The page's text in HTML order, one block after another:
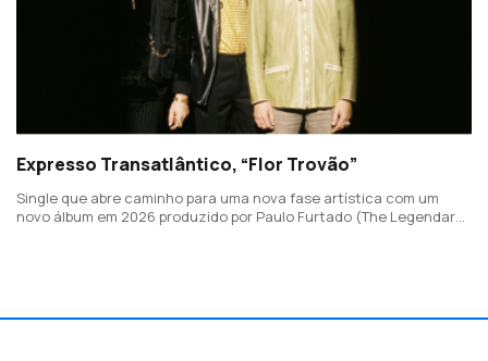
Expresso Transatlântico, “Flor Trovão”
Single que abre caminho para uma nova fase artística com um
novo álbum em 2026 produzido por Paulo Furtado (The Legendary